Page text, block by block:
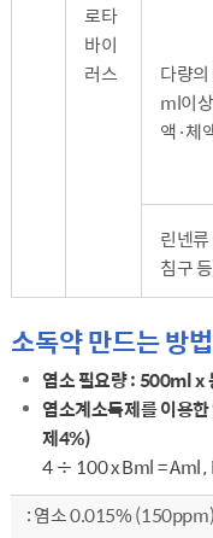
로타
바이
러스
다량
ml이
액·체
린넨
침구
소독약 만드는 방
염소 필요량 : 500ml
염소계소독제를 이용
제4%)
4 ÷ 100 x Bml = Aml ,
염소 0.015% (150ppm)